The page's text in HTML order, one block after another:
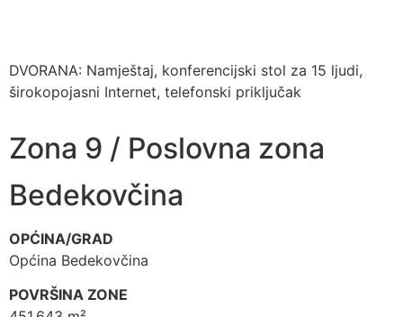
DVORANA: Namještaj, konferencijski stol za 15 ljudi,
širokopojasni Internet, telefonski priključak
Zona 9 / Poslovna zona
Bedekovčina
OPĆINA/GRAD
Općina Bedekovčina
POVRŠINA ZONE